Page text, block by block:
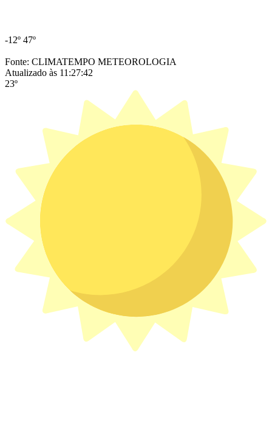
-12º 47º
Fonte: CLIMATEMPO METEOROLOGIA
Atualizado às 11:27:42
23º